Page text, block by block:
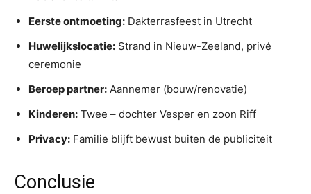
Eerste ontmoeting: Dakterrasfeest in Utrecht
Huwelijkslocatie: Strand in Nieuw-Zeeland, privé
ceremonie
Beroep partner: Aannemer (bouw/renovatie)
Kinderen: Twee – dochter Vesper en zoon Riff
Privacy: Familie blijft bewust buiten de publiciteit
Conclusie